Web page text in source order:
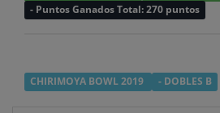
- Puntos Ganados Total: 270 puntos
CHIRIMOYA BOWL 2019 - DOBLES B